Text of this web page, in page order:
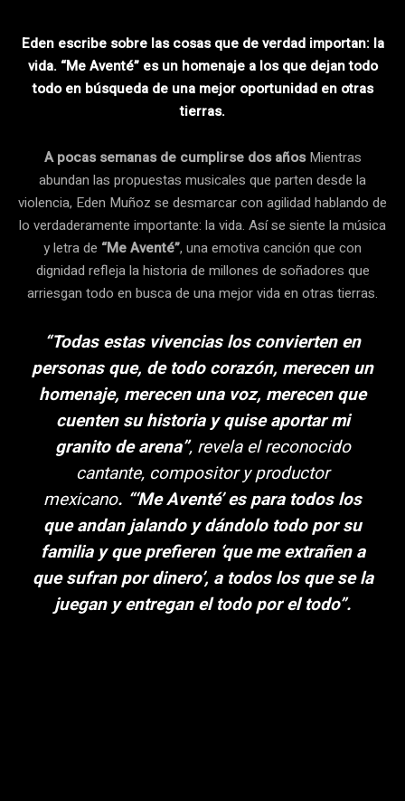
Eden escribe sobre las cosas que de verdad importan: la
vida. “Me Aventé” es un homenaje a los que dejan todo
todo en búsqueda de una mejor oportunidad en otras
tierras.
A pocas semanas de cumplirse dos añosMientras
abundan las propuestas musicales que parten desde la
violencia, Eden Muñoz se desmarcar con agilidad hablando de
lo verdaderamente importante: la vida. Así se siente la música
y letra de “Me Aventé”, una emotiva canción que con
dignidad refleja la historia de millones de soñadores que
arriesgan todo en busca de una mejor vida en otras tierras.
“Todas estas vivencias los convierten en
personas que, de todo corazón, merecen un
homenaje, merecen una voz, merecen que
cuenten su historia y quise aportar mi
granito de arena”, revela el reconocido
cantante, compositor y productor
mexicano. “‘Me Aventé’ es para todos los
que andan jalando y dándolo todo por su
familia y que prefieren ‘que me extrañen a
que sufran por dinero’, a todos los que se la
juegan y entregan el todo por el todo”.